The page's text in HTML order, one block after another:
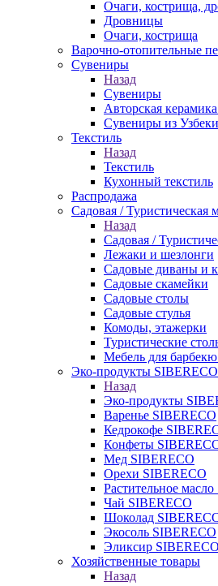
Очаги, кострища,
Дровницы
Очаги, кострища
Варочно-отопительные
Сувениры
Назад
Сувениры
Авторская
Сувениры из
Текстиль
Назад
Текстиль
Кухонный текстиль
Распродажа
Садовая / Туристическая
Назад
Садовая /
Лежаки и шезлонги
Садовые диваны и
Садовые скамейки
Садовые столы
Садовые стулья
Комоды, этажерки
Туристические
Мебель для барбекю
Эко-продукты SIBERECO
Назад
Эко-продукты
Варенье SIBERECO
Кедрокофе
Конфеты
Мед SIBERECO
Орехи SIBERECO
Растительное
Чай SIBERECO
Шоколад
Экосоль SIBERECO
Эликсир SIBERECO
Хозяйственные товары
Назад